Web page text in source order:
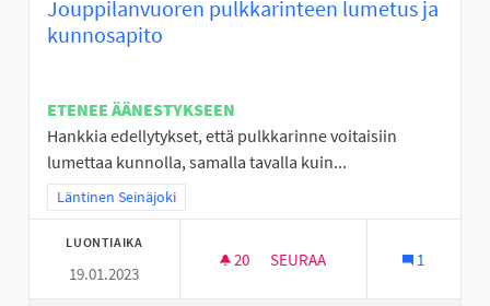
Jouppilanvuoren pulkkarinteen lumetus ja
kunnosapito
ETENEE ÄÄNESTYKSEEN
Hankkia edellytykset, että pulkkarinne voitaisiin
lumettaa kunnolla, samalla tavalla kuin...
Rajaa tulokset teeman mukaan: Läntinen Seinäjoki
Läntinen Seinäjoki
LUONTIAIKA
19.01.2023
20 20 SEURAAJAA
SEURAA 1